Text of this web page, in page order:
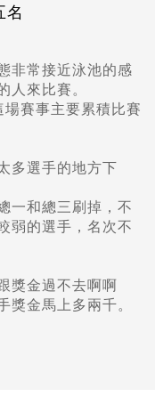
非常接近泳池的感
人來比賽。
賽事主要累積比賽
多選手的地方下
一和總三刷掉，不
弱的選手，名次不
獎金過不去啊啊
獎金馬上多兩千。